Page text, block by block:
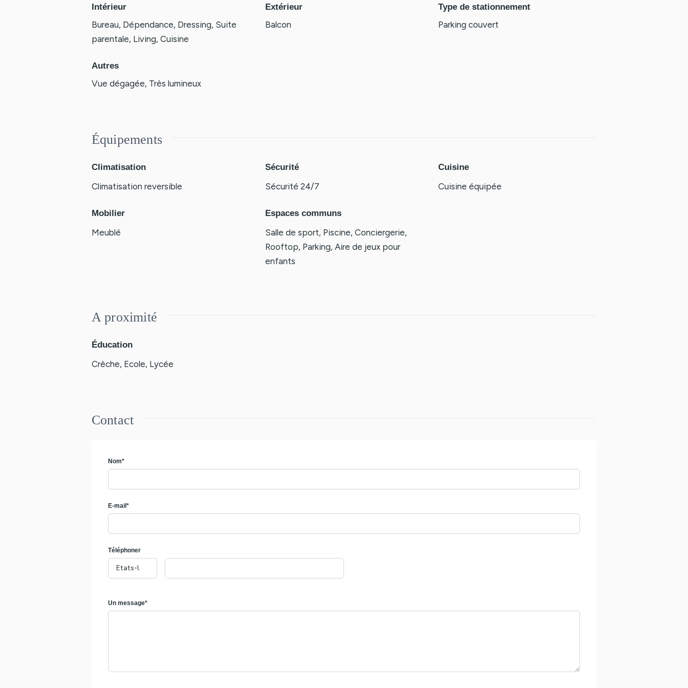
Intérieur
Bureau, Dépendance, Dressing, Suite
parentale, Living, Cuisine
Extérieur
Balcon
Type de stationnement
Parking couvert
Autres
Vue dégagée, Très lumineux
Équipements
Climatisation
Climatisation reversible
Sécurité
Sécurité 24/7
Cuisine
Cuisine équipée
Mobilier
Meublé
Espaces communs
Salle de sport, Piscine, Conciergerie,
Rooftop, Parking, Aire de jeux pour
enfants
A proximité
Éducation
Crèche, Ecole, Lycée
Contact
Nom*
E-mail*
Téléphoner
Un message*